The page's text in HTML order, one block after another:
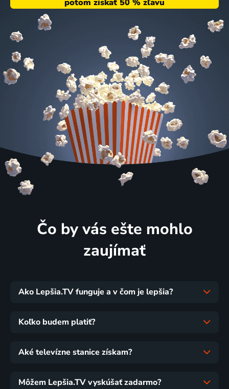
Čo by vás ešte mohlo
zaujímať
Ako Lepšia.TV funguje a v čom je lepšia?
Koľko budem platiť?
Aké televízne stanice získam?
Môžem Lepšia.TV vyskúšať zadarmo?